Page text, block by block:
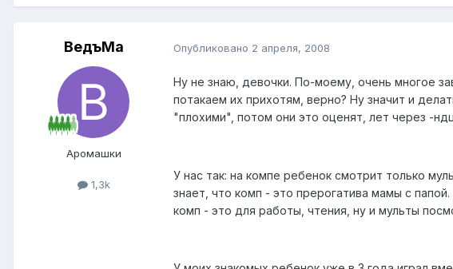
ВедъМа
Аромашки
1,3k
Опубликовано 2 апреля, 2008
Ну не знаю, девочки. По-моему, очень многое
потакаем их прихотям, верно? Ну значит и
"плохими", потом они это оценят, лет через -
У нас так: на компе ребенок смотрит только
знает, что комп - это прерогатива мамы с
комп - это для работы, чтения, ну и мульты